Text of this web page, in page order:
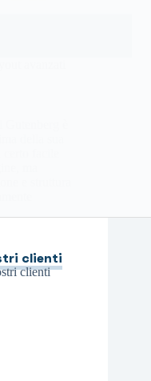
clienti
clienti